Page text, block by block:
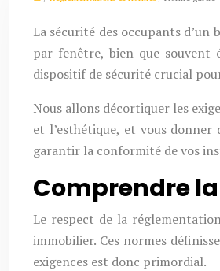
La sécurité des occupants
par fenêtre, bien que souvent
dispositif de sécurité crucial
Nous allons décortiquer les
et l’esthétique, et vous
garantir la conformité de vos
Comprendre
Le respect de la
immobilier. Ces normes
exigences est donc primordial.